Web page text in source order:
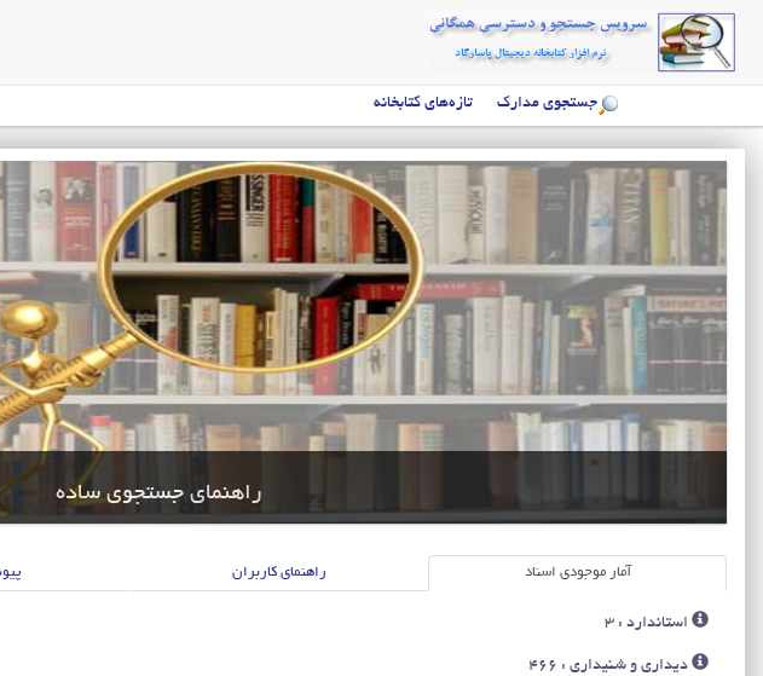
جستجوی مدارک تازه‌های کتابخانه
راهنمای جستجوی ساده
آمار موجودی اسناد راهنمای کاربران
استاندارد : 3
دیداری و شنیداری : 466